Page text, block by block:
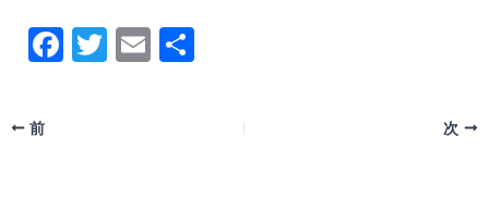
F
T
E
前 次